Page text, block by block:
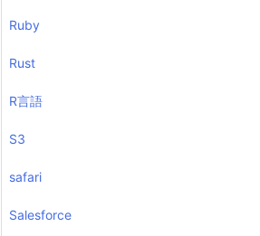
Ruby
Rust
R言語
S3
safari
Salesforce